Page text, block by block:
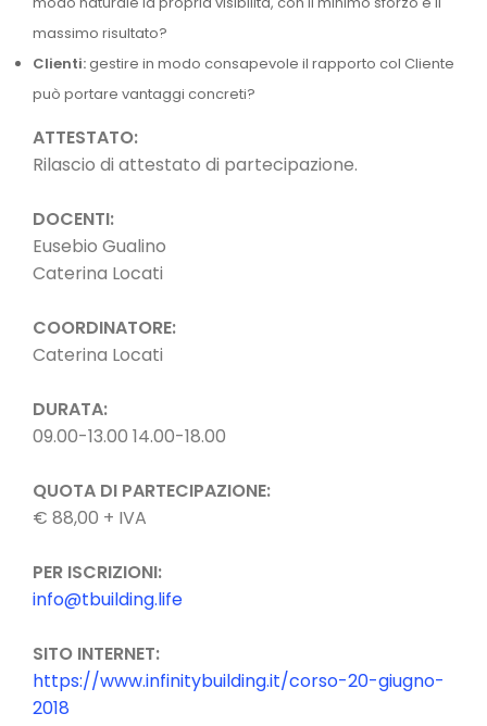
massimo risultato?
Clienti:gestire in modo consapevole il rapporto col Cliente
può portare vantaggi concreti?
ATTESTATO:
Rilascio di attestato di partecipazione.
DOCENTI:
Eusebio Gualino
Caterina Locati
COORDINATORE:
Caterina Locati
DURATA:
09.00-13.00 14.00-18.00
QUOTA DI PARTECIPAZIONE:
€ 88,00 + IVA
PER ISCRIZIONI:
info@tbuilding.life
SITO INTERNET:
https://www.infinitybuilding.it/corso-20-giugno-
2018